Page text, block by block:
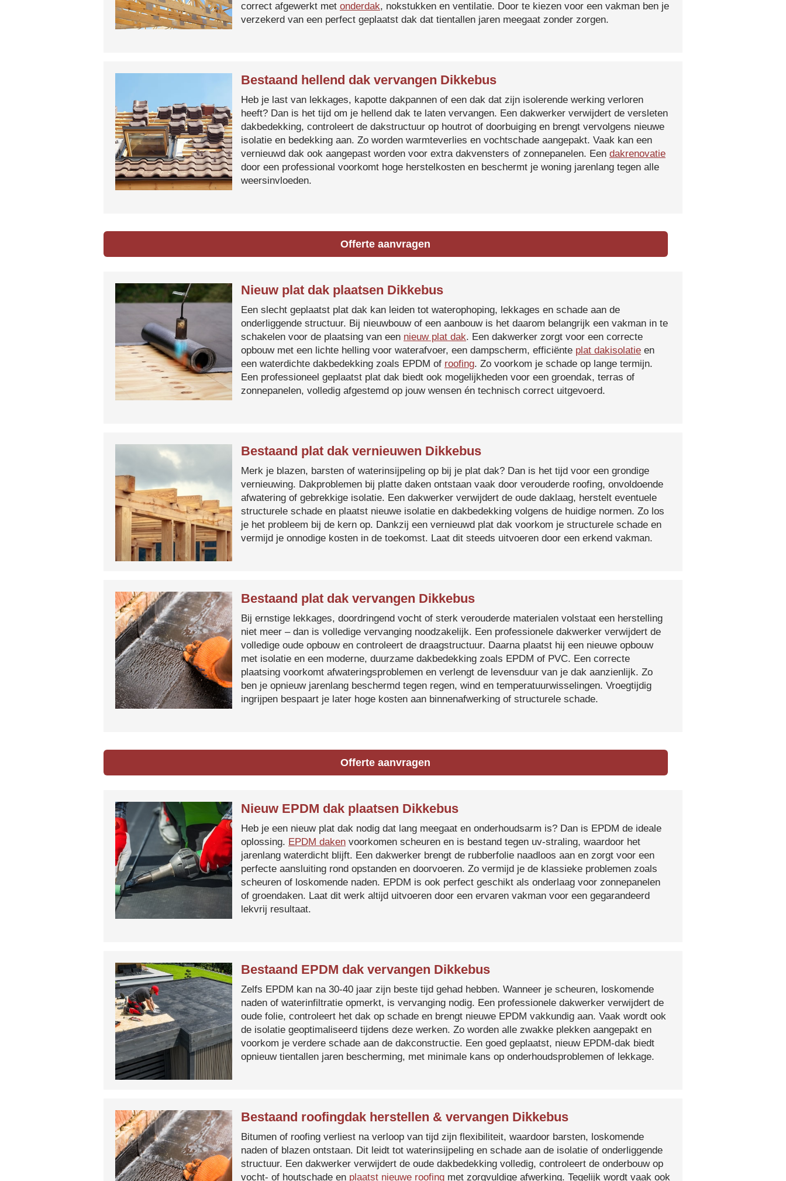
correct afgewerkt met onderdak, nokstukken en ventilatie. Door te kiezen voor een vakman ben je
verzekerd van een perfect geplaatst dak dat tientallen jaren meegaat zonder zorgen.
Bestaand hellend dak vervangen Dikkebus
Heb je last van lekkages, kapotte dakpannen of een dak dat zijn isolerende werking verloren
heeft? Dan is het tijd om je hellend dak te laten vervangen. Een dakwerker verwijdert de versleten
dakbedekking, controleert de dakstructuur op houtrot of doorbuiging en brengt vervolgens nieuwe
isolatie en bedekking aan. Zo worden warmteverlies en vochtschade aangepakt. Vaak kan een
vernieuwd dak ook aangepast worden voor extra dakvensters of zonnepanelen. Een dakrenovatie
door een professional voorkomt hoge herstelkosten en beschermt je woning jarenlang tegen alle
weersinvloeden.
Offerte aanvragen
Nieuw plat dak plaatsen Dikkebus
Een slecht geplaatst plat dak kan leiden tot waterophoping, lekkages en schade aan de
onderliggende structuur. Bij nieuwbouw of een aanbouw is het daarom belangrijk een vakman in te
schakelen voor de plaatsing van een nieuw plat dak. Een dakwerker zorgt voor een correcte
opbouw met een lichte helling voor waterafvoer, een dampscherm, efficiënte plat dakisolatie en
een waterdichte dakbedekking zoals EPDM of roofing. Zo voorkom je schade op lange termijn.
Een professioneel geplaatst plat dak biedt ook mogelijkheden voor een groendak, terras of
zonnepanelen, volledig afgestemd op jouw wensen én technisch correct uitgevoerd.
Bestaand plat dak vernieuwen Dikkebus
Merk je blazen, barsten of waterinsijpeling op bij je plat dak? Dan is het tijd voor een grondige
vernieuwing. Dakproblemen bij platte daken ontstaan vaak door verouderde roofing, onvoldoende
afwatering of gebrekkige isolatie. Een dakwerker verwijdert de oude daklaag, herstelt eventuele
structurele schade en plaatst nieuwe isolatie en dakbedekking volgens de huidige normen. Zo los
je het probleem bij de kern op. Dankzij een vernieuwd plat dak voorkom je structurele schade en
vermijd je onnodige kosten in de toekomst. Laat dit steeds uitvoeren door een erkend vakman.
Bestaand plat dak vervangen Dikkebus
Bij ernstige lekkages, doordringend vocht of sterk verouderde materialen volstaat een herstelling
niet meer – dan is volledige vervanging noodzakelijk. Een professionele dakwerker verwijdert de
volledige oude opbouw en controleert de draagstructuur. Daarna plaatst hij een nieuwe opbouw
met isolatie en een moderne, duurzame dakbedekking zoals EPDM of PVC. Een correcte
plaatsing voorkomt afwateringsproblemen en verlengt de levensduur van je dak aanzienlijk. Zo
ben je opnieuw jarenlang beschermd tegen regen, wind en temperatuurwisselingen. Vroegtijdig
ingrijpen bespaart je later hoge kosten aan binnenafwerking of structurele schade.
Offerte aanvragen
Nieuw EPDM dak plaatsen Dikkebus
Heb je een nieuw plat dak nodig dat lang meegaat en onderhoudsarm is? Dan is EPDM de ideale
oplossing. EPDM daken voorkomen scheuren en is bestand tegen uv-straling, waardoor het
jarenlang waterdicht blijft. Een dakwerker brengt de rubberfolie naadloos aan en zorgt voor een
perfecte aansluiting rond opstanden en doorvoeren. Zo vermijd je de klassieke problemen zoals
scheuren of loskomende naden. EPDM is ook perfect geschikt als onderlaag voor zonnepanelen
of groendaken. Laat dit werk altijd uitvoeren door een ervaren vakman voor een gegarandeerd
lekvrij resultaat.
Bestaand EPDM dak vervangen Dikkebus
Zelfs EPDM kan na 30-40 jaar zijn beste tijd gehad hebben. Wanneer je scheuren, loskomende
naden of waterinfiltratie opmerkt, is vervanging nodig. Een professionele dakwerker verwijdert de
oude folie, controleert het dak op schade en brengt nieuwe EPDM vakkundig aan. Vaak wordt ook
de isolatie geoptimaliseerd tijdens deze werken. Zo worden alle zwakke plekken aangepakt en
voorkom je verdere schade aan de dakconstructie. Een goed geplaatst, nieuw EPDM-dak biedt
opnieuw tientallen jaren bescherming, met minimale kans op onderhoudsproblemen of lekkage.
Bestaand roofingdak herstellen & vervangen Dikkebus
Bitumen of roofing verliest na verloop van tijd zijn flexibiliteit, waardoor barsten, loskomende
naden of blazen ontstaan. Dit leidt tot waterinsijpeling en schade aan de isolatie of onderliggende
structuur. Een dakwerker verwijdert de oude dakbedekking volledig, controleert de onderbouw op
vocht- of houtschade en plaatst nieuwe roofing met zorgvuldige afwerking. Tegelijk wordt vaak ook